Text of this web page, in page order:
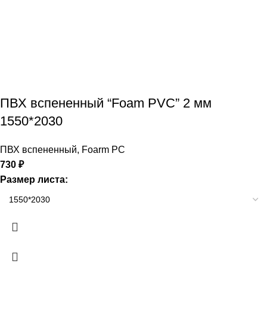
ПВХ вспененный “Foam PVC” 2 мм
1550*2030
ПВХ вспененный, Foarm PC
730 ₽
Размер листа: